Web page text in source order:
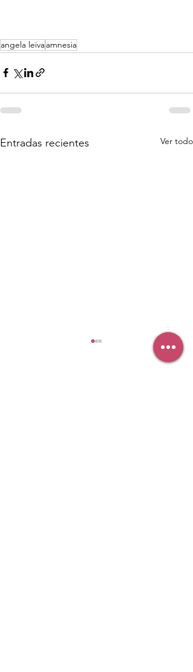
angela leivaamnesia
Entradas recientes Ver todo